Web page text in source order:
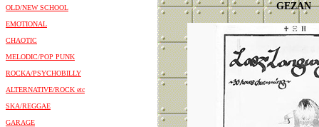
OLD/NEW SCHOOL
EMOTIONAL
CHAOTIC
MELODIC/POP PUNK
ROCKA/PSYCHOBILLY
ALTERNATIVE/ROCK etc
SKA/REGGAE
GARAGE
GEZAN